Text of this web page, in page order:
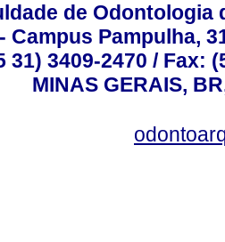
de Odontologia
Campus Pampulha,
31) 3409-2470 / Fax:
MINAS GERAIS,